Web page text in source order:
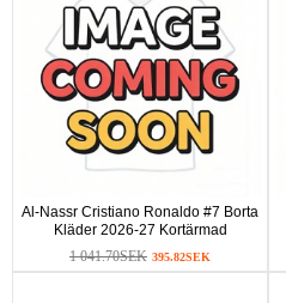
Al-Nassr Cristiano Ronaldo #7 Borta
Kläder 2026-27 Kortärmad
1 041.70SEK 395.82SEK